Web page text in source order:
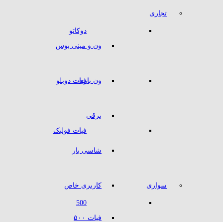
تجاری
دوکاتو
ون و مینی بوس
ون باری
برقی
شاسی بار
کاربری خاص
فیات دوبلو
فیات فولبک
سواری
500
فیات ۵۰۰